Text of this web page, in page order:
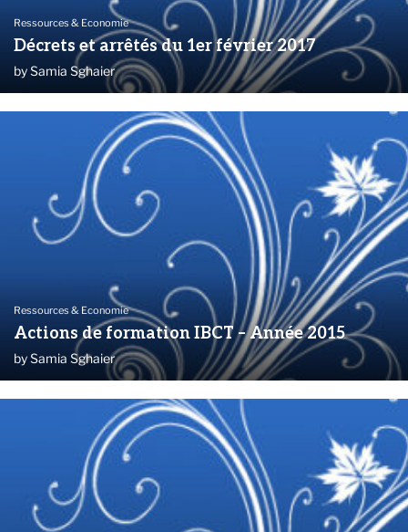
Ressources & Economie
Décrets et arrêtés du 1er février 2017
bySamia Sghaier
Ressources & Economie
Actions de formation IBCT – Année 2015
bySamia Sghaier